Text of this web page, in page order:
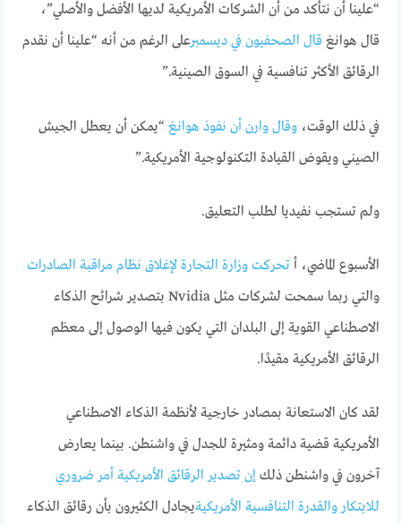
“علينا أن نتأكد من أن الشركات الأمريكية لديها الأفضل والأصلي”،
قال هوانغ قال الصحفيون في ديسمبرعلى الرغم من أنه “علينا أن نقدم
الرقائق الأكثر تنافسية في السوق الصينية.”
في ذلك الوقت،وقال وارن أن نفوذ هوانغ “يمكن أن يعطل الجيش
الصيني ويقوض القيادة التكنولوجية الأمريكية.”
ولم تستجب نفيديا لطلب التعليق.
الأسبوع الماضي، أتحركت وزارة التجارة لإغلاق نظام مراقبة الصادرات
والتي ربما سمحت لشركات مثل Nvidia بتصدير شرائح الذكاء
الاصطناعي القوية إلى البلدان التي يكون فيها الوصول إلى معظم
الرقائق الأمريكية مقيدًا.
لقد كان الاستعانة بمصادر خارجية لأنظمة الذكاء الاصطناعي
الأمريكية قضية دائمة ومثيرة للجدل في واشنطن. بينما يعارض
آخرون في واشنطن ذلكإن تصدير الرقائق الأمريكية أمر ضروري
للابتكار والقدرة التنافسية الأمريكيةيجادل الكثيرون بأن رقائق الذكاء